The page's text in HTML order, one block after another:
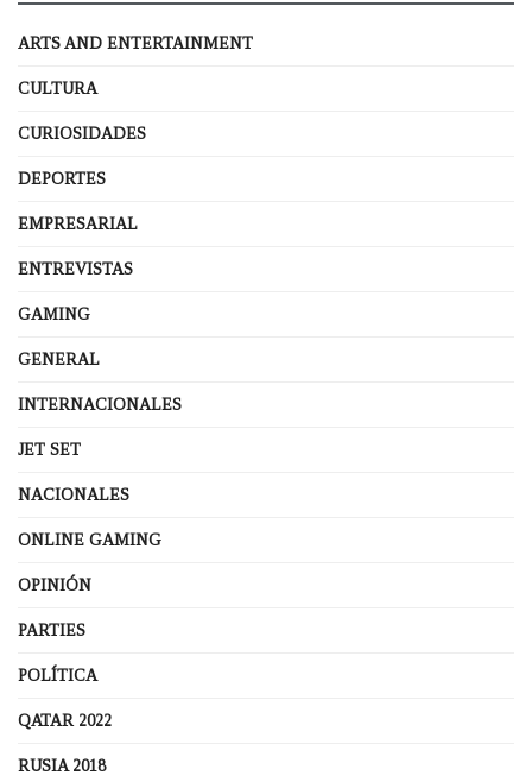
ARTS AND ENTERTAINMENT
CULTURA
CURIOSIDADES
DEPORTES
EMPRESARIAL
ENTREVISTAS
GAMING
GENERAL
INTERNACIONALES
JET SET
NACIONALES
ONLINE GAMING
OPINIÓN
PARTIES
POLÍTICA
QATAR 2022
RUSIA 2018